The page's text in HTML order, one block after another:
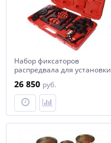
Набор фиксаторов
распредвала для установки
26 850 руб.